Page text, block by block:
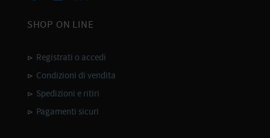
SHOP ON LINE
Registrati o accedi
Condizioni di vendita
Spedizioni e ritiri
Pagamenti sicuri